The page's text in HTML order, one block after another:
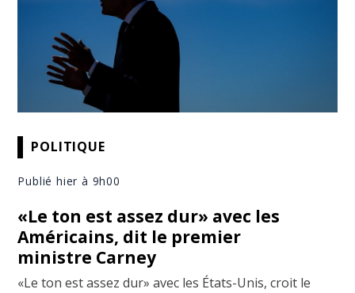
POLITIQUE
Publié hier à 9h00
«Le ton est assez dur» avec les
Américains, dit le premier
ministre Carney
«Le ton est assez dur» avec les États-Unis, croit le